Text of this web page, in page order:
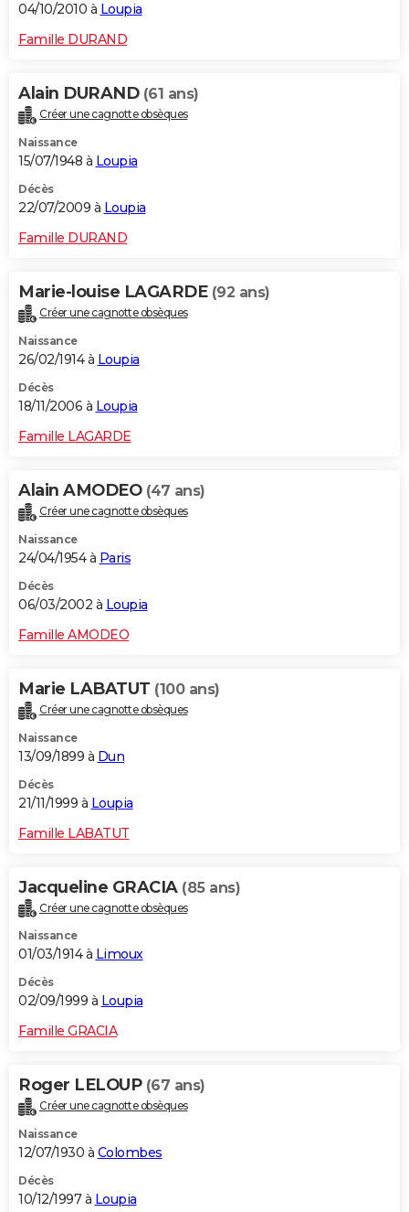
04/10/2010 à Loupia
Famille DURAND
Alain DURAND (61 ans)
Créer une cagnotte obsèques
Naissance
15/07/1948 à Loupia
Décès
22/07/2009 à Loupia
Famille DURAND
Marie-louise LAGARDE (92 ans)
Créer une cagnotte obsèques
Naissance
26/02/1914 à Loupia
Décès
18/11/2006 à Loupia
Famille LAGARDE
Alain AMODEO (47 ans)
Créer une cagnotte obsèques
Naissance
24/04/1954 à Paris
Décès
06/03/2002 à Loupia
Famille AMODEO
Marie LABATUT (100 ans)
Créer une cagnotte obsèques
Naissance
13/09/1899 à Dun
Décès
21/11/1999 à Loupia
Famille LABATUT
Jacqueline GRACIA (85 ans)
Créer une cagnotte obsèques
Naissance
01/03/1914 à Limoux
Décès
02/09/1999 à Loupia
Famille GRACIA
Roger LELOUP (67 ans)
Créer une cagnotte obsèques
Naissance
12/07/1930 à Colombes
Décès
10/12/1997 à Loupia